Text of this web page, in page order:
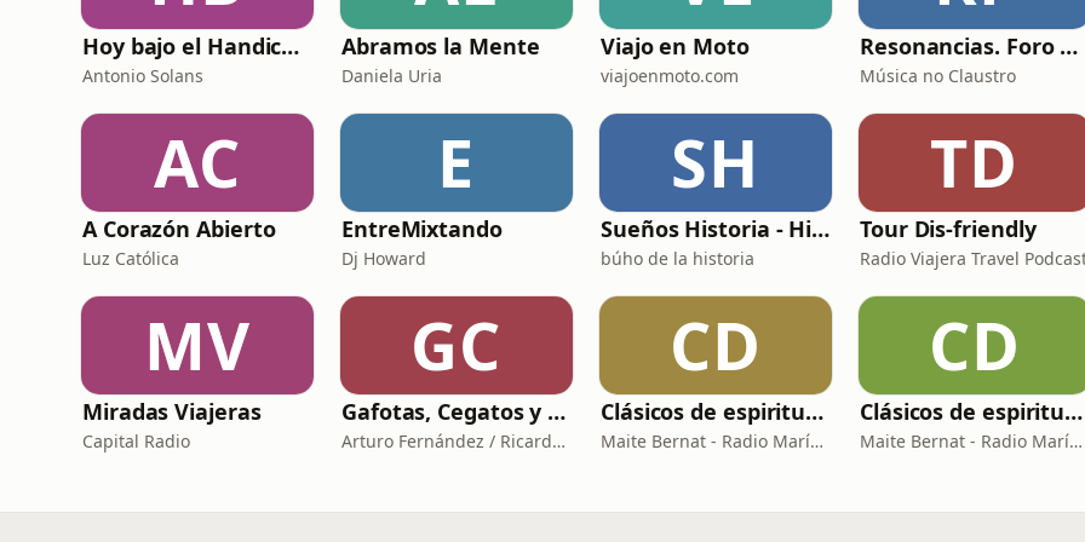
Hoy bajo el Handicap | Podcast de Golf
Antonio Solans
Abramos la Mente
Daniela Uria
Viajo en Moto
viajoenmoto.com
Resonancias. Foro profesional de instrumentos musicais
Música no Claustro
AC
A Corazón Abierto
Luz Católica
E
EntreMixtando
Dj Howard
SH
Sueños Historia - Histórico Podcast de historia relajada para dormir
búho de la historia
TD
Tour Dis-friendly
Radio Viajera Travel
MV
Miradas Viajeras
Capital Radio
GC
Gafotas, Cegatos y sus Aparatos - Podcast
Arturo Fernández / Ricardo Abad
CD
Clásicos de espiritualidad: El arte de aprovechar nuestras faltas
Maite Bernat - Radio María España
CD
Clásicos de espiritualidad: El combate espiritual
Maite Bernat - Radio María ESP